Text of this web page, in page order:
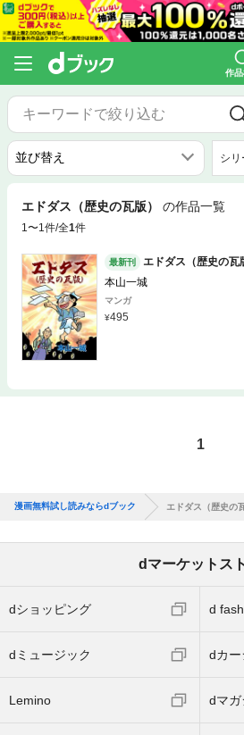
作
シリ
エドダス（歴史の瓦版） の作品一覧
1〜1件/全1件
最新刊
エドダス（歴史の瓦
本山一城
マンガ
495
1
漫画無料試し読みならdブック エドダス（歴史の
dマーケットス
dショッピング d
dミュージック dカー
Lemino dマガ